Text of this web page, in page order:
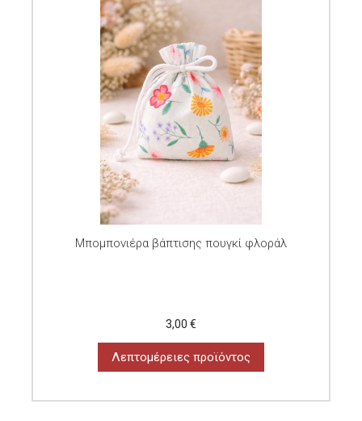
Μπομπονιέρα βάπτισης πουγκί φλοράλ
3,00 €
Λεπτομέρειες προϊόντος